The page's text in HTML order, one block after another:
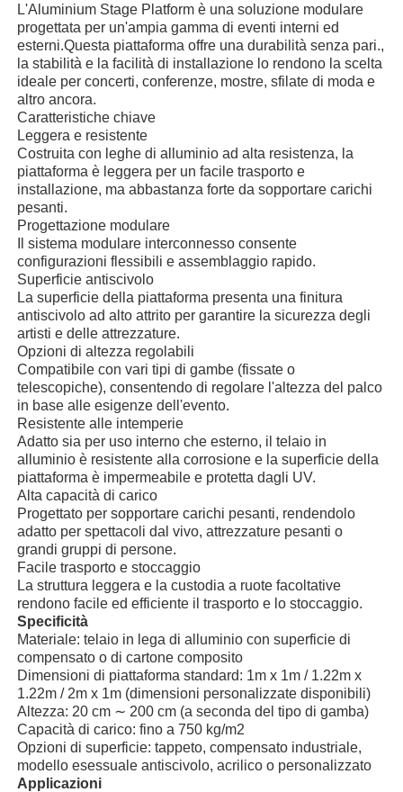
Casa
L'Aluminium Stage Platform è una soluzione modulare
progettata per un'ampia gamma di eventi interni ed
esterni.Questa piattaforma offre una durabilità senza pari.,
la stabilità e la facilità di installazione lo rendono la scelta
ideale per concerti, conferenze, mostre, sfilate di moda e
altro ancora.
Caratteristiche chiave
Leggera e resistente
Costruita con leghe di alluminio ad alta resistenza, la
piattaforma è leggera per un facile trasporto e
installazione, ma abbastanza forte da sopportare carichi
pesanti.
Progettazione modulare
Il sistema modulare interconnesso consente
configurazioni flessibili e assemblaggio rapido.
Superficie antiscivolo
La superficie della piattaforma presenta una finitura
antiscivolo ad alto attrito per garantire la sicurezza degli
artisti e delle attrezzature.
Opzioni di altezza regolabili
Compatibile con vari tipi di gambe (fissate o
telescopiche), consentendo di regolare l'altezza del palco
in base alle esigenze dell'evento.
Resistente alle intemperie
Adatto sia per uso interno che esterno, il telaio in
alluminio è resistente alla corrosione e la superficie della
piattaforma è impermeabile e protetta dagli UV.
Alta capacità di carico
Progettato per sopportare carichi pesanti, rendendolo
adatto per spettacoli dal vivo, attrezzature pesanti o
grandi gruppi di persone.
Facile trasporto e stoccaggio
La struttura leggera e la custodia a ruote facoltative
rendono facile ed efficiente il trasporto e lo stoccaggio.
Specificità
Materiale: telaio in lega di alluminio con superficie di
compensato o di cartone composito
Dimensioni di piattaforma standard: 1m x 1m / 1.22m x
1.22m / 2m x 1m (dimensioni personalizzate disponibili)
Altezza: 20 cm ∼ 200 cm (a seconda del tipo di gamba)
Capacità di carico: fino a 750 kg/m2
Opzioni di superficie: tappeto, compensato industriale,
modello esessuale antiscivolo, acrilico o personalizzato
Applicazioni